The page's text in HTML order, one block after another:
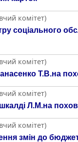
комітет)
соціального
комітет)
Т.В.на
комітет)
Л.М.на
комітет)
змін до